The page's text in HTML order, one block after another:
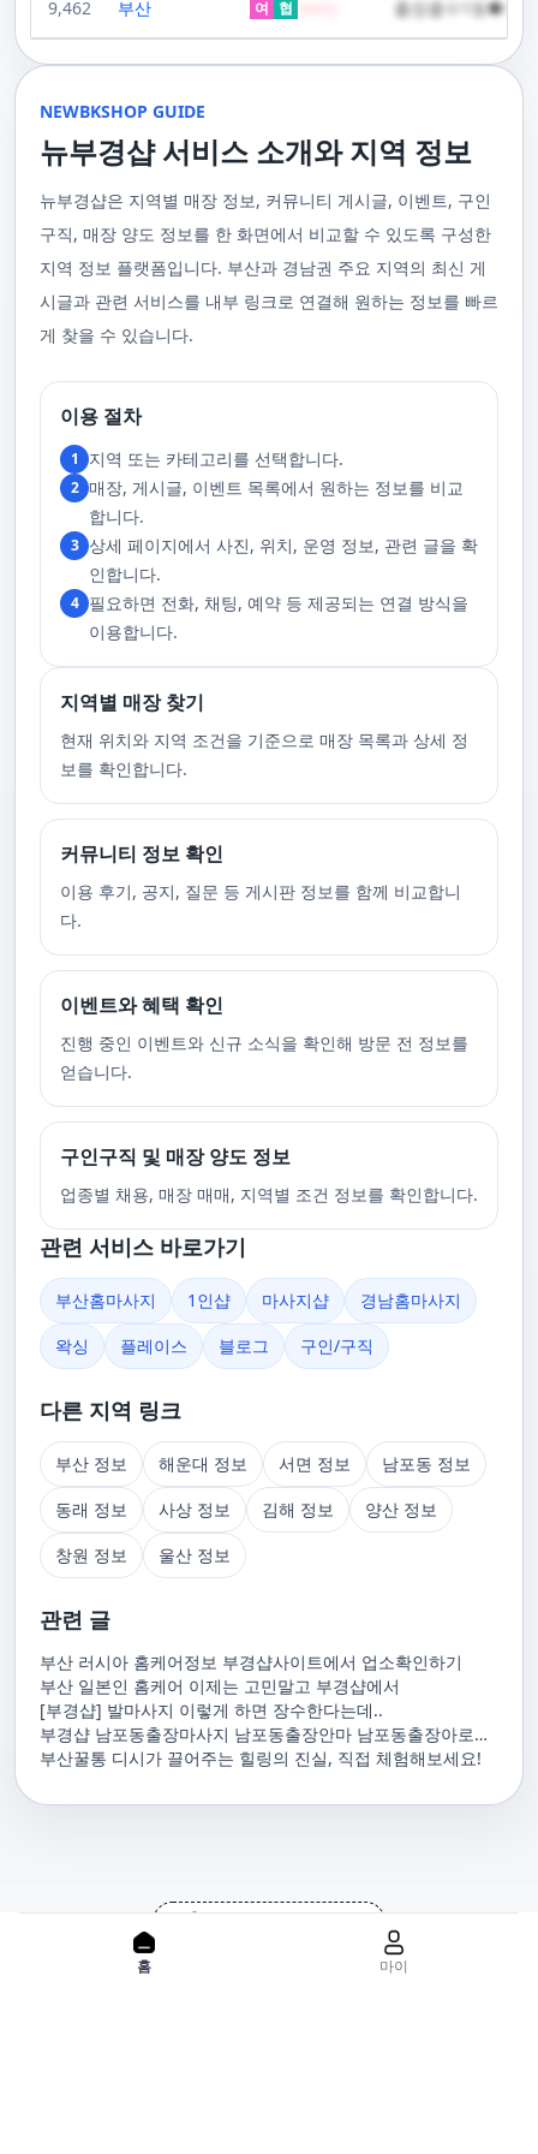
기 위해 부경샵은 계속해서 훌륭한 관리사들을 모집하고 있답니다. 부산 출
장을 원하실 때는 언제든지 후불제로 예약하실 수 있어요, 이점 참고해주세
요. 사전에 예약하시면 더욱 쾌적한 부산 러시아 홈케어 서비스를 경험하실
대한 많은 관심 덕분에, 부경샵은 필요한 요구 사항들을 간단하게 필수적인
것들로 정리했어요. 이 가이드라인을 따라주시면, 서비스 이용 중에 문제가
생기지 않을 거예요. 첫째로, 너무 많은 알코올을 섭취해 만취 상태일 경우에
게 좋아요.서비스 당일에는 부경샵과의 원활한 의사소통이 중요해요, 그래
서 공중전화나 발신 제한으로는 연락이 어려워요. 또한, 자주 예약을 취소하
거나 예약 없이 나타나지 않는 경우, 앞으로 예약하기가 어려워질 수 있으니
가격으로 경험해 보세요.터치 -> 부경샵 홈페이지 터치 -> 더욱 새로워진 뉴
부경샵 홈페이지 터치 -> 부경샵앱 다운로드 - Google Play
100,000원일본인 관리사 스웨디시 VIP 코스 60분에 70,000원, 90분에
원 코스에 대한 궁금증이 있으시다면, 전화를 통한 상담을 추천드립니다.
부산 일본인 홈케어는 대면 서비스의 특성상, 직접 통화를 통한 문의와 예약
시면, 부경샵은 그에 최적화된 서비스를 제공하기 위해 최선을 다할 것입니
다. 언제든지 필요하실 때, 편리한 상담과 지원이 준비되어 있으니 주저하지
마시고 연락 주세요. 부산 일본인 홈케어 이용 방법에 대해서는, 서비스의
핵심은 바로 고객님의 현재 위치에서 직접 찾아가는 것입니다. 이 방식을 통
등, 자신만의 공간에서 편안한 맞춤형 마사지를 받으실 수 있습니다. 최근
한 마사지 서비스를 제공하기 위해 노력하고 있습니다. 부경샵의 주된 목적
은 고객님들이 긴장을 해소하고 새로운 활력을 얻을 수 있는 피난처를 마련
하는 것입니다. 또한, 부경샵 한국과 태국, 일본에서 온 관리사 중 선택이 가
능하며, 다른 곳에서 찾아볼 수 없는 독특한 기술과 마음가짐을 가진 관리사
를 자랑합니다. 이러한 품질은 비교할 수 없는 수준입니다. 서비스의 질을
더욱 높이기 위해, 부경샵은 지속적으로 우수한 일본인 관리사를 모집 중입
서비스를 경험하실 수 있습니다. 마지막으로 부산 일본인 홈케어 서비스를
이용하시기 전에, 아래 주의사항을 상세히 확인하시고 예약을 진행해 주시
기 바랍니다. 부경샵 서비스에 대한 높은 수요를 감안하여, 이용 요건을 간
소화하여 필수적인 사항으로 명시했습니다. 이 가이드라인을 따르시면, 서
비스 이용 중 문제가 발생하지 않을 것입니다. 특히, 과도한 알코올 섭취로
인해 만취 상태에서는 서비스 이용에 제한을 두고 있음을 명확히 합니다. 이
러한 상태에서는 다음 기회에 이용해 주시길 부탁드립니다. 서비스 도착 시
원활한 의사소통이 이루어질 수 있도록, 저희와의 연락이 반드시 가능해야
합니다. 이에 공중전화 사용이나 발신 번호 표시 제한으로의 통화는 받지 않
고 있습니다. 또한, 자주 발생하는 예약 취소나 무단으로 예약을 취소할 경
우, 향후 서비스 예약에 제약이 생길 수 있음을 알려드립니다. 시간을 효율적
으로 사용하며, 합리적인 가격으로 부경샵만의 특별한 경험을 하실 수 있습
회복에 도움을 줍니다. 스트레스 해소와 이완에도 탁월하여, 많은 사람들이
정기적으로 받는 마사지입니다.2. 타이 마사지 타이 마사지는 동양의 전통
적인 마사지 방법으로, 신체의 스트레칭과 압력 포인트를 조합하여 신체의
균형을 맞추는 데 중점을 둡니다. 이 마사지는 유연성을 증진시키고 근육의
사지는 신체의 긴장을 풀어주고, 스트레스를 감소시키며, 전반적인 신체 기
서 유래한 마사지 방법으로, 의자에 앉은 상태에서 받을 수 있어 사무실이나
집에서도 쉽게 즐길 수 있습니다. 이 마사지는 특히 허리와 어깨의 피로를 해
소하는 데 효과적이며, 신체의 전반적인 이완을 도와 스트레스 감소에 도움
을 줍니다. 샤이츠 마사지는 짧은 시간에 효과적인 이완을 제공하여, 바쁜 일
상 속에서 짧은 휴식을 필요로 하는 현대인에게 적합합니다.4. 발 마사지 발
마사지는 발과 발목을 중심으로 이루어지는 마사지로, 신체의 균형을 유지
하고 전반적인 피로를 풀어주는 데 중점을 둡니다. 이 마사지는 발의 압력점
을 개선합니다. 발 마사지는 특히 장시간 서 있거나 걷는 일이 많은 사람들에
게 추천되며, 발의 피로 뿐만 아니라 전체적인 신체의 건강과 웰빙에도 긍정
적인 영향을 줍니다.부경샵 앱을 통해 부산 남포동 지역의 고객들은 이러한
춤형 서비스를 즐길 수 있습니다.출장마사지는 부경샵 ↓↓↓ 클릭
https://bkshop.kr/더욱 새로워진 출장마사지 뉴부경샵↓↓↓ 클릭
https://newbkshop.com/출장마사지 부경샵앱 다운로드↓↓↓ 클릭
https://play.google.com/store/apps/details?
고 있습니다. 친절한 상담원이 여러분의 마사지 능력을 평가하고, 여러분에
울 수 있는 이런 부경샵에서 예약하시는 것을 추천드립니다.때론, 그냥 누워
부산꿀통 디시에서 제공하는 서비스는 여러분에게 새로운 힐링의 기회를 제
사지는 여러분의 체질 개선, 스트레스 해소, 마음의 안정 등 다양한 효능을
가져다줍니다. 이와 같이 부산꿀통 디시의 마사지는 여러분의 건강을 지키
간을 가질 수 있게 해줍니다. 그리고 이런 부산꿀통 디시의 서비스를 편리하
게 예약하고 이용할 수 있게 도와주는 '부경샵' 어플은 부산과 경남 지역에서
최고의 마사지 어플로 추천받고 있습니다. 복잡한 예약 과정 없이, 부담 없이
부산꿀통 디시의 서비스를 이용하려는 분들께 부경샵 어플을 강력히 추천드
립니다.여러분의 건강과 힐링을 위해, 부산꿀통 디시와 부경샵이 함께하며,
모든 고민과 걱정 속에서 여러분을 위로하고 도와드리겠습니다. 부산꿀통
부산꿀통 디시의 건강한 마사지와 쾌적한 분위기 속에서 행복과 건강을 찾
9,462
부산 여 협
출장콜수1등●하
주급
NEWBKSHOP GUIDE
뉴부경샵 서비스 소개와 지역 정보
뉴부경샵은 지역별 매장 정보, 커뮤니티 게시글, 이벤트, 구인
구직, 매장 양도 정보를 한 화면에서 비교할 수 있도록 구성한
지역 정보 플랫폼입니다. 부산과 경남권 주요 지역의 최신 게
시글과 관련 서비스를 내부 링크로 연결해 원하는 정보를 빠르
게 찾을 수 있습니다.
이용 절차
1 지역 또는 카테고리를 선택합니다.
2 매장, 게시글, 이벤트 목록에서 원하는 정보를 비교
합니다.
3 상세 페이지에서 사진, 위치, 운영 정보, 관련 글을 확
인합니다.
4 필요하면 전화, 채팅, 예약 등 제공되는 연결 방식을
이용합니다.
지역별 매장 찾기
현재 위치와 지역 조건을 기준으로 매장 목록과 상세 정
보를 확인합니다.
커뮤니티 정보 확인
이용 후기, 공지, 질문 등 게시판 정보를 함께 비교합니
다.
이벤트와 혜택 확인
진행 중인 이벤트와 신규 소식을 확인해 방문 전 정보를
얻습니다.
구인구직 및 매장 양도 정보
업종별 채용, 매장 매매, 지역별 조건 정보를 확인합니다.
관련 서비스 바로가기
부산홈마사지 1인샵 마사지샵
경남홈마사지
왁싱
플레이스 블로그 구인/구직
다른 지역 링크
부산 정보 해운대 정보 서면 정보
남포동 정보
동래 정보
사상 정보 김해 정보
양산 정보
창원 정보
울산 정보
관련 글
부산 러시아 홈케어정보 부경샵사이트에서 업소확인하기
부산 일본인 홈케어 이제는 고민말고 부경샵에서
[부경샵] 발마사지 이렇게 하면 장수한다는데..
부경샵 남포동출장마사지 남포동출장안마 남포동출장아로마
남포동홈마사지 남포동마사지출장
부산꿀통 디시가 끌어주는 힐링의 진실, 직접 체험해보세요!
PC 버젼으로 보기
홈 마이